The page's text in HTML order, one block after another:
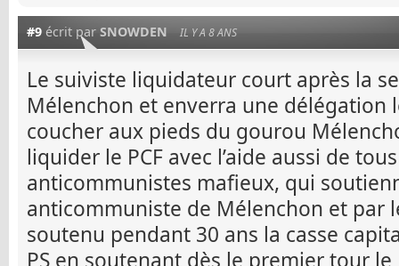
#9 écrit par SNOWDEN IL Y A 8 ANS
Le suiviste liquidateur court après la
Mélenchon et enverra une délégation
coucher aux pieds du gourou
liquider le PCF avec l’aide aussi de
anticommunistes mafieux, qui
anticommuniste de Mélenchon et par
soutenu pendant 30 ans la casse
PS en soutenant dès le premier tour le